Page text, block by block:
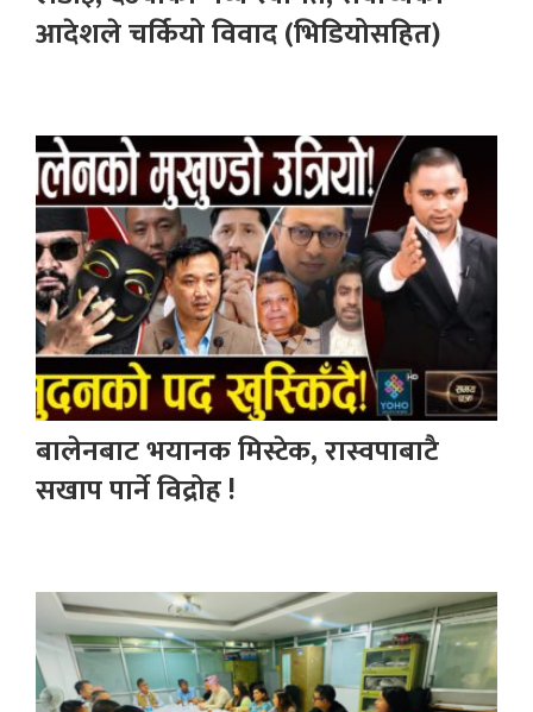
आदेशले चर्कियो विवाद (भिडियोसहित)
बालेनबाट भयानक मिस्टेक, रास्वपाबाटै
सखाप पार्ने विद्रोह !